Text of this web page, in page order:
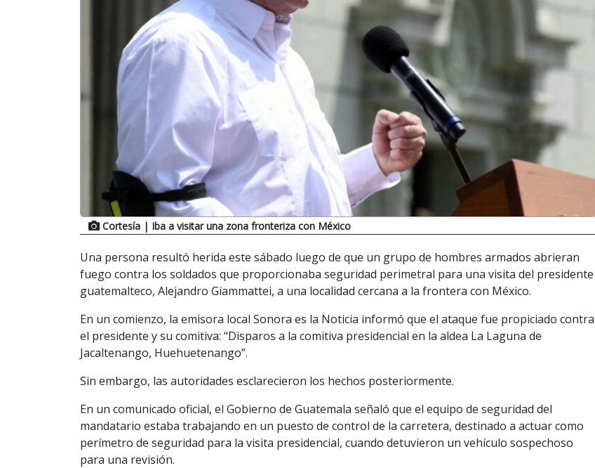
Cortesía | Iba a visitar una zona fronteriza con México
Una persona resultó herida este sábado luego de que un grupo de hombres armados abrieran
fuego contra los soldados que proporcionaba seguridad perimetral para una visita del presidente
guatemalteco, Alejandro Giammattei, a una localidad cercana a la frontera con México.
En un comienzo, la emisora local Sonora es la Noticia informó que el ataque fue propiciado contra
el presidente y su comitiva: “Disparos a la comitiva presidencial en la aldea La Laguna de
Jacaltenango, Huehuetenango”.
Sin embargo, las autoridades esclarecieron los hechos posteriormente.
En un comunicado oficial, el Gobierno de Guatemala señaló que el equipo de seguridad del
mandatario estaba trabajando en un puesto de control de la carretera, destinado a actuar como
perímetro de seguridad para la visita presidencial, cuando detuvieron un vehículo sospechoso
para una revisión.